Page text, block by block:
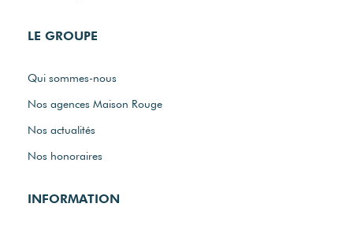
LE GROUPE
Qui sommes-nous
Nos agences Maison Rouge
Nos actualités
Nos honoraires
INFORMATION